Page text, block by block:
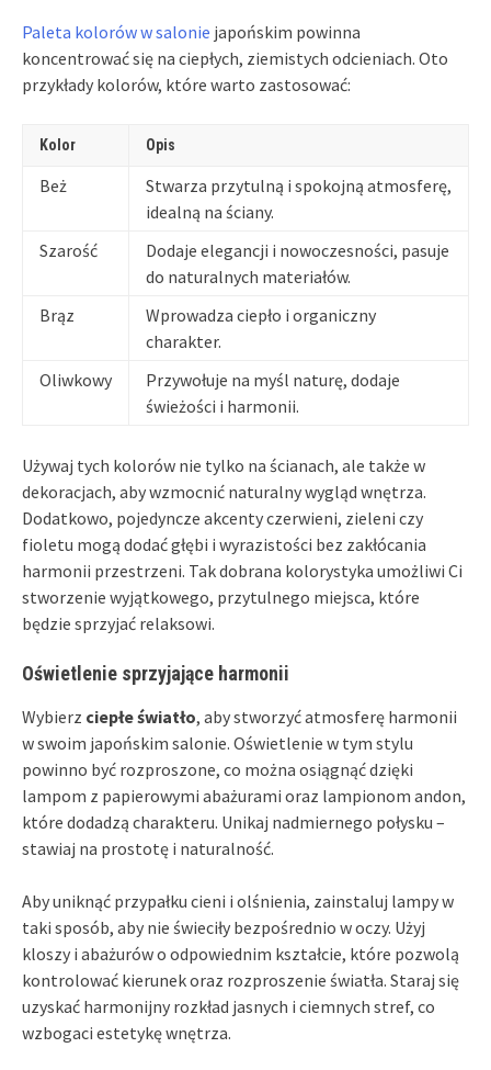
Paleta kolorów w salonie japońskim powinna
koncentrować się na ciepłych, ziemistych odcieniach. Oto
przykłady kolorów, które warto zastosować:
Kolor Opis
Beż
Stwarza przytulną i spokojną atmosferę,
idealną na ściany.
Szarość
Dodaje elegancji i nowoczesności, pasuje
do naturalnych materiałów.
Brąz
Wprowadza ciepło i organiczny
charakter.
Oliwkowy
Przywołuje na myśl naturę, dodaje
świeżości i harmonii.
Używaj tych kolorów nie tylko na ścianach, ale także w
dekoracjach, aby wzmocnić naturalny wygląd wnętrza.
Dodatkowo, pojedyncze akcenty czerwieni, zieleni czy
fioletu mogą dodać głębi i wyrazistości bez zakłócania
harmonii przestrzeni. Tak dobrana kolorystyka umożliwi Ci
stworzenie wyjątkowego, przytulnego miejsca, które
będzie sprzyjać relaksowi.
Oświetlenie sprzyjające harmonii
Wybierz ciepłe światło, aby stworzyć atmosferę harmonii
w swoim japońskim salonie. Oświetlenie w tym stylu
powinno być rozproszone, co można osiągnąć dzięki
lampom z papierowymi abażurami oraz lampionom andon,
które dodadzą charakteru. Unikaj nadmiernego połysku –
stawiaj na prostotę i naturalność.
Aby uniknąć przypałku cieni i olśnienia, zainstaluj lampy w
taki sposób, aby nie świeciły bezpośrednio w oczy. Użyj
kloszy i abażurów o odpowiednim kształcie, które pozwolą
kontrolować kierunek oraz rozproszenie światła. Staraj się
uzyskać harmonijny rozkład jasnych i ciemnych stref, co
wzbogaci estetykę wnętrza.